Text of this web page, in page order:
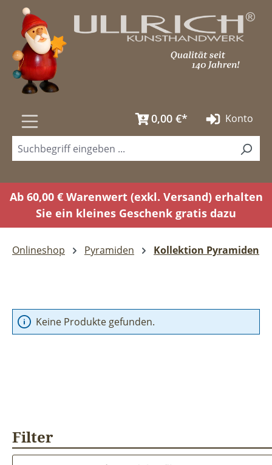
Zum Hauptinhalt springen
0,00 €* Konto
Ab 60,00 € Warenwert (exkl. Versand) erhalten
Sie ein kleines Geschenk gratis dazu
Onlineshop Pyramiden Kollektion Pyramiden
Filter
Keine Produkte gefunden.